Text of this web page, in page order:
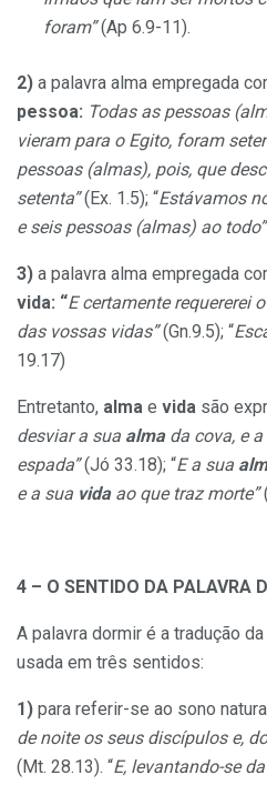
foram”(Ap 6.9-11).
2) a palavra alma empregada
pessoa: Todas as pessoas
vieram para o Egito, foram
pessoas (almas), pois, que
setenta”(Ex. 1.5); “Estávamos
e seis pessoas (almas) ao todo”
3) a palavra alma empregada
vida: “E certamente requererei
das vossas vidas”(Gn.9.5); “
19.17)
Entretanto, alma e vida são
desviar a sua alma da cova, e
espada”(Jó 33.18); “E a sua
e a sua vida ao que traz morte”
4 – O SENTIDO DA PALAVRA
A palavra dormir é a tradução
usada em três sentidos:
1) para referir-se ao sono
de noite os seus discípulos e,
(Mt. 28.13). “E, levantando-se